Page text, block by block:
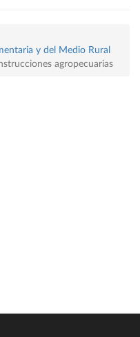
y del Medio Rural
agropecuarias